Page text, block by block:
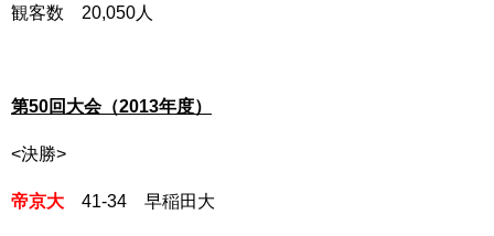
観客数 20,050人
第50回大会（2013年度）
<決勝>
帝京大 41-34 早稲田大